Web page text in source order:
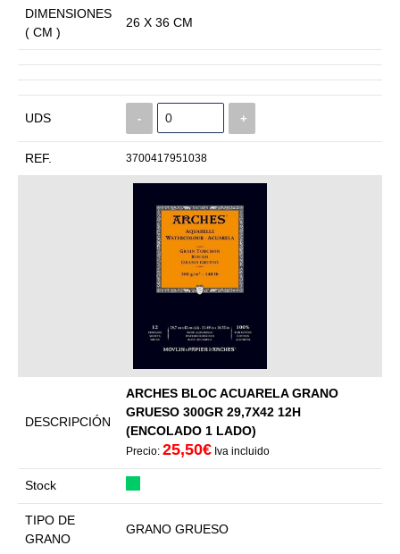
DIMENSIONES
( CM )
26 X 36 CM
UDS - +
REF. 3700417951038
DESCRIPCIÓN
ARCHES BLOC ACUARELA GRANO
GRUESO 300GR 29,7X42 12H
(ENCOLADO 1 LADO)
Precio: 25,50€ Iva incluido
Stock
TIPO DE
GRANO
GRANO GRUESO